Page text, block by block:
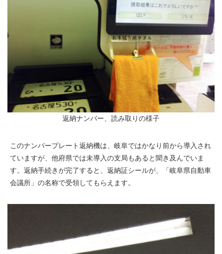
返納ナンバー、読み取りの様子
このナンバープレート返納機は、岐阜ではかなり前から導入され
ていますが、他府県では未導入の支局もあると聞き及んでいま
す。返納手続きが完了すると、返納証シールが、「岐阜県自動車
会議所」の名称で受領してもらえます。